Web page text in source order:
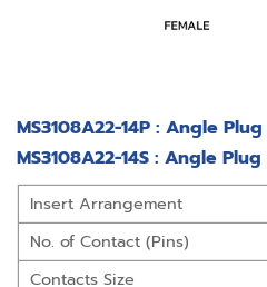
MS3108A22-14P : Angle
MS3108A22-14S : Angle
Insert Arrangement
No. of Contact (Pins)
Contacts Size